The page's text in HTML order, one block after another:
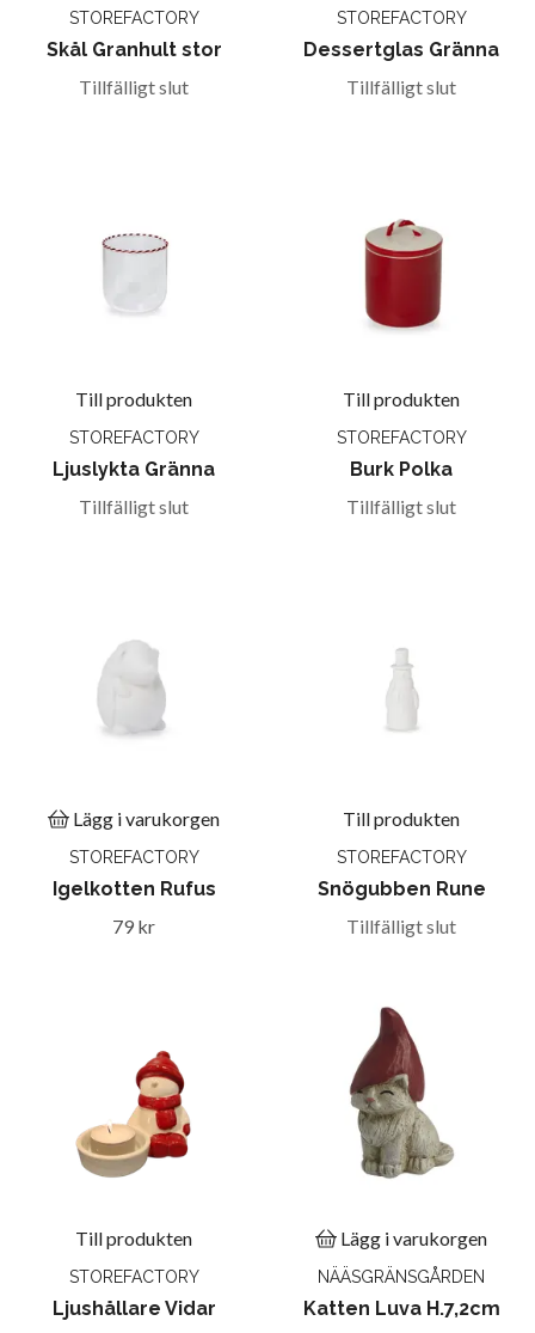
STOREFACTORY
Skål Granhult stor
Tillfälligt slut
STOREFACTORY
Dessertglas Gränna
Tillfälligt slut
Till produkten
STOREFACTORY
Ljuslykta Gränna
Tillfälligt slut
Till produkten
STOREFACTORY
Burk Polka
Tillfälligt slut
Lägg i varukorgen
STOREFACTORY
Igelkotten Rufus
79 kr
Till produkten
STOREFACTORY
Snögubben Rune
Tillfälligt slut
Till produkten
STOREFACTORY
Ljushållare Vidar
Lägg i varukorgen
NÄÄSGRÄNSGÅRDEN
Katten Luva H.7,2cm